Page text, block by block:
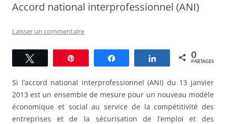
Accord national interprofessionnel (ANI)
Laisser un commentaire
Partagez 0
PARTAGES
Si l’accord national interprofessionnel (ANI) du 13 janvier
2013 est un ensemble de mesure pour un nouveau modèle
économique et social au service de la compétitivité des
entreprises et de la sécurisation de l’emploi et des